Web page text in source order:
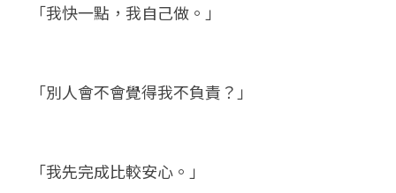
「我快一點，我自己做。」
「別人會不會覺得我不負責？」
「我先完成比較安心。」